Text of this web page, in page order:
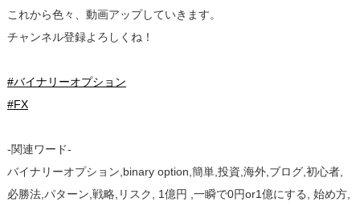
これから色々、動画アップしていきます。
チャンネル登録よろしくね！
#バイナリーオプション
#FX
-関連ワード-
バイナリーオプション,binary option,簡単,投資,海外,ブログ,初心者,
必勝法,パターン,戦略,リスク, 1億円 ,一瞬で0円or1億にする, 始め方,